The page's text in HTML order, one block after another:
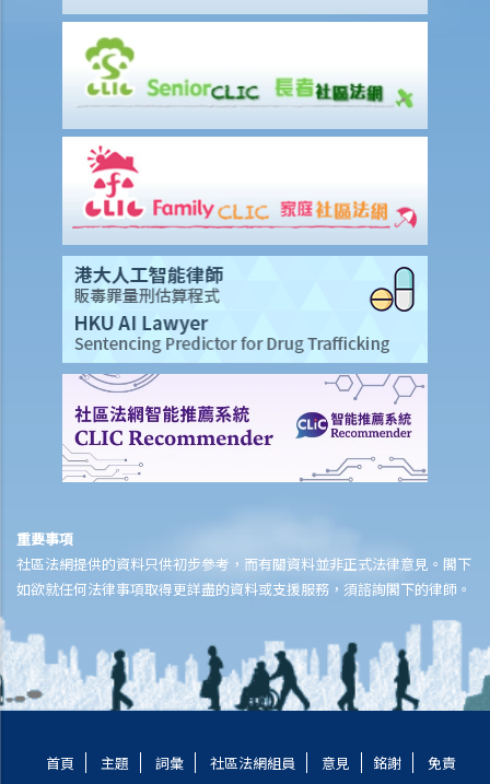
在處理索償時，保險公司會否接受中醫發出的醫療報告 / 醫生紙？
如果我的保單已經失效，但我重新繳交保費以嘗試令保單「復效」。我
可否在這段期間向保險公司索償？
我為同一項目（如住院或家居意外）購買了數份保險。我可否從所有保
單索取全數保額，或只可索取實際開支或損失？人壽保險的死亡賠償會
否有不同規定？
在處理索償時，保險公司會否接受中醫發出的醫療報告 / 醫生紙？
我為同一項目（如住院或家居意外）購買了數份保險。我可否從所有保
單索取全數保額，或只可索取實際開支或損失？
意外或個人傷亡保險
「意外受傷」的一般定義是甚麼？如果我受了傷但沒有表面傷痕，我可
否向保險公司索償？
「永久傷殘」和「暫時性傷殘」的一般定義是甚麼？保險公司支付了一
筆永久傷殘賠償給我，但兩年後我奇蹟地復原，保險公司可否向我討回
部分賠償？
公司的賠款？
家居保險
保險公司會否在支付賠償之前先作出專業評估？
我是大廈內某個單位的業主，而大廈本身已經購有第三者責任保險。如
果有訪客或住客在大廈內遇上意外受傷，我是否可以置身事外？
或向其他認可機構投訴？法庭或其他機構有否就每項索償或投訴設立賠
重要事項
社區法網提供的資料只供初步參考，而有關資料並非正式法律意見。閣下
如欲就任何法律事項取得更詳盡的資料或支援服務，須諮詢閣下的律師。
首頁 主題 詞彙 社區法網組員 意見 銘謝 免責